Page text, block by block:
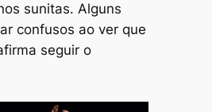
sunitas. Alguns
confusos ao ver que
seguir o